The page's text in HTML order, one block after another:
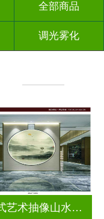
全部商品
调光雾化
新中式艺术抽像山水画玻璃